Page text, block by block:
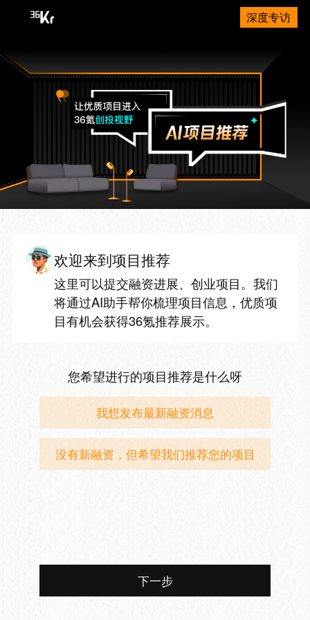
深度专访
欢迎来到项目推荐
这里可以提交融资进展、创业项目。我们
将通过AI助手帮你梳理项目信息，优质项
目有机会获得36氪推荐展示。
您希望进行的项目推荐是什么呀
我想发布最新融资消息
没有新融资，但希望我们推荐您的项目
下一步